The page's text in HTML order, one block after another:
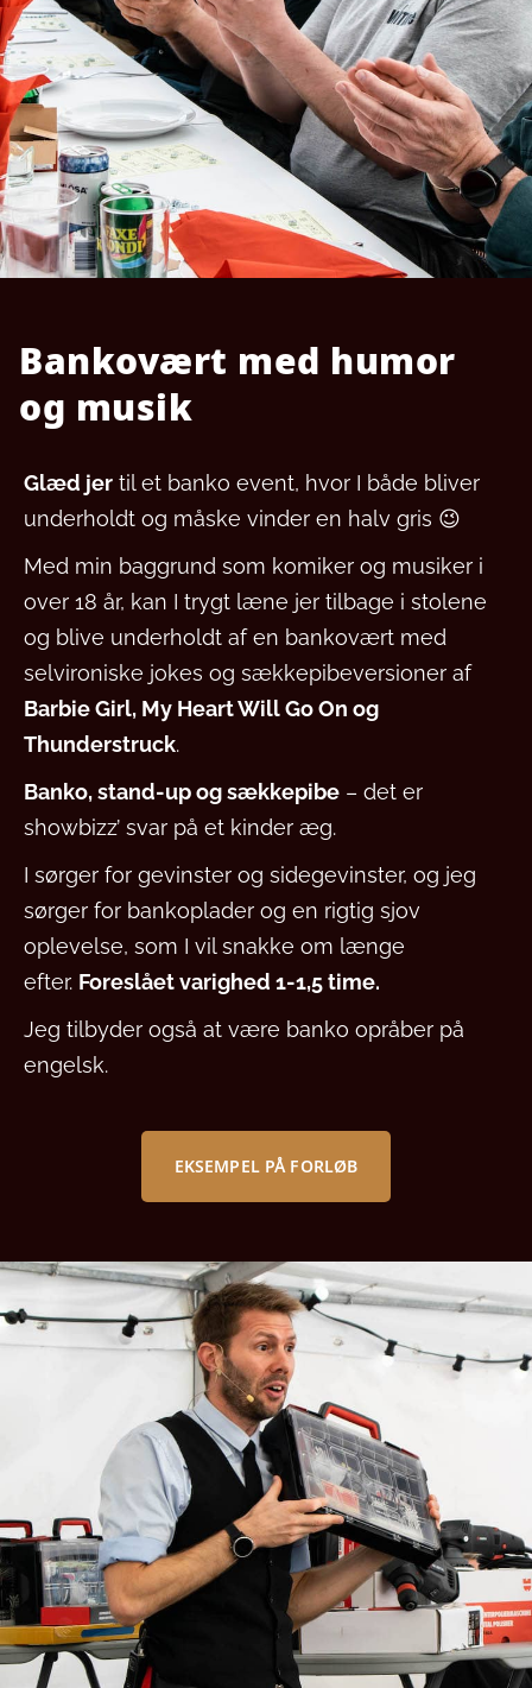
Bankovært med humor
og musik
Glæd jer til et banko event, hvor I både bliver
underholdt og måske vinder en halv gris 😉
Med min baggrund som komiker og musiker i
over 18 år, kan I trygt læne jer tilbage i stolene
og blive underholdt af en bankovært med
selvironiske jokes og sækkepibeversioner af
Barbie Girl, My Heart Will Go On og
Thunderstruck.
Banko, stand-up og sækkepibe – det er
showbizz’ svar på et kinder æg.
I sørger for gevinster og sidegevinster, og jeg
sørger for bankoplader og en rigtig sjov
oplevelse, som I vil snakke om længe
efter. Foreslået varighed 1-1,5 time.
Jeg tilbyder også at være banko opråber på
engelsk.
EKSEMPEL PÅ FORLØB